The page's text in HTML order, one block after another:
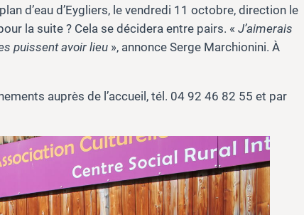
d’eau d’Eygliers, le vendredi 11 octobre, direction le
la suite ? Cela se décidera entre pairs. « J’aimerais
puissent avoir lieu », annonce Serge Marchionini. À
auprès de l’accueil, tél. 04 92 46 82 55 et par